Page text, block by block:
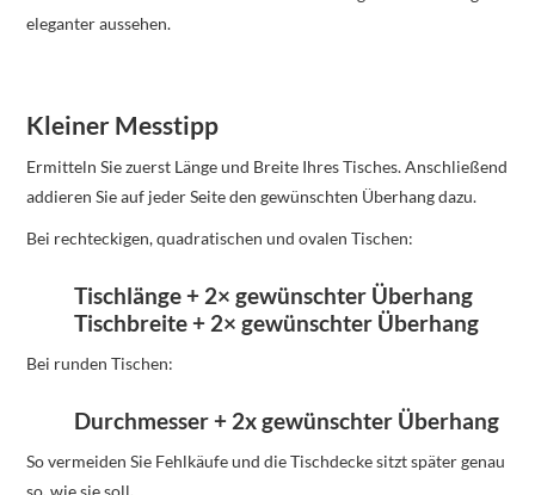
eleganter aussehen.
Kleiner Messtipp
Ermitteln Sie zuerst Länge und Breite Ihres Tisches. Anschließend
addieren Sie auf jeder Seite den gewünschten Überhang dazu.
Bei rechteckigen, quadratischen und ovalen Tischen:
Tischlänge + 2× gewünschter Überhang
Tischbreite + 2× gewünschter Überhang
Bei runden Tischen:
Durchmesser + 2x gewünschter Überhang
So vermeiden Sie Fehlkäufe und die Tischdecke sitzt später genau
so, wie sie soll.